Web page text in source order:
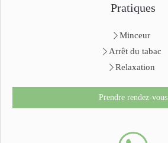
Pratiques
Minceur
Arrêt du tabac
Relaxation
Prendre rendez-vous